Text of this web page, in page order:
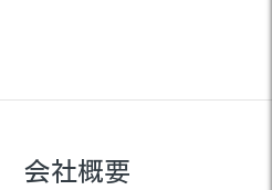
会社概要